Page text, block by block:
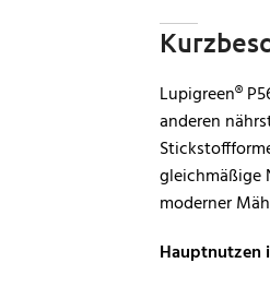
Lupigreen®
anderen
gleichmäßige
moderner
Hauptnutzen